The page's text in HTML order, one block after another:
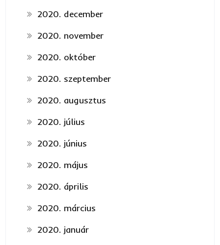
2020. december
2020. november
2020. október
2020. szeptember
2020. augusztus
2020. július
2020. június
2020. május
2020. április
2020. március
2020. január